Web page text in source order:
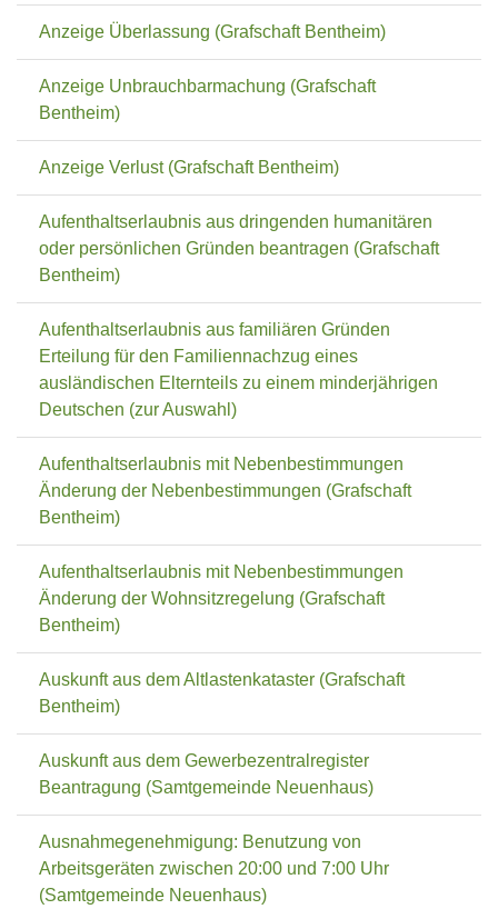
Anzeige Überlassung (Grafschaft Bentheim)
Anzeige Unbrauchbarmachung (Grafschaft
Bentheim)
Anzeige Verlust (Grafschaft Bentheim)
Aufenthaltserlaubnis aus dringenden humanitären
oder persönlichen Gründen beantragen (Grafschaft
Bentheim)
Aufenthaltserlaubnis aus familiären Gründen
Erteilung für den Familiennachzug eines
ausländischen Elternteils zu einem minderjährigen
Deutschen (zur Auswahl)
Aufenthaltserlaubnis mit Nebenbestimmungen
Änderung der Nebenbestimmungen (Grafschaft
Bentheim)
Aufenthaltserlaubnis mit Nebenbestimmungen
Änderung der Wohnsitzregelung (Grafschaft
Bentheim)
Auskunft aus dem Altlastenkataster (Grafschaft
Bentheim)
Auskunft aus dem Gewerbezentralregister
Beantragung (Samtgemeinde Neuenhaus)
Ausnahmegenehmigung: Benutzung von
Arbeitsgeräten zwischen 20:00 und 7:00 Uhr
(Samtgemeinde Neuenhaus)